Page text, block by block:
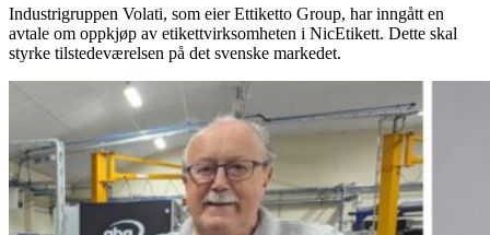
Industrigruppen Volati, som eier Ettiketto Group, har inngått en
avtale om oppkjøp av etikettvirksomheten i NicEtikett. Dette skal
styrke tilstedeværelsen på det svenske markedet.